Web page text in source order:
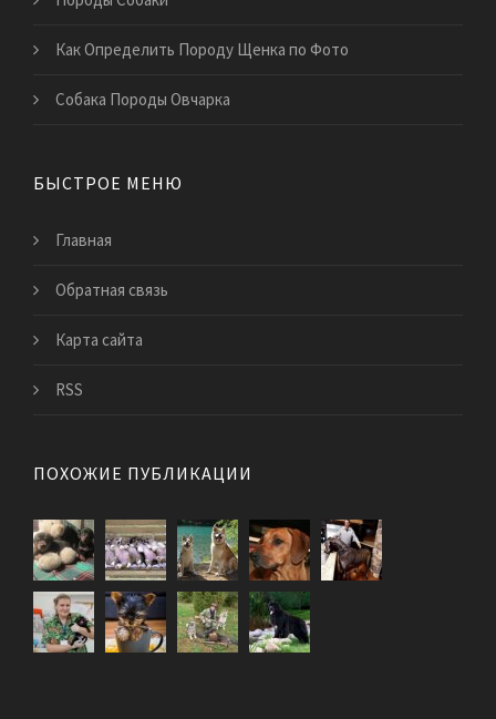
Как Определить Породу Щенка по Фото
Собака Породы Овчарка
БЫСТРОЕ МЕНЮ
Главная
Обратная связь
Карта сайта
RSS
ПОХОЖИЕ ПУБЛИКАЦИИ